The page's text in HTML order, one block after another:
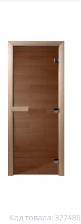
Код товара: 327486